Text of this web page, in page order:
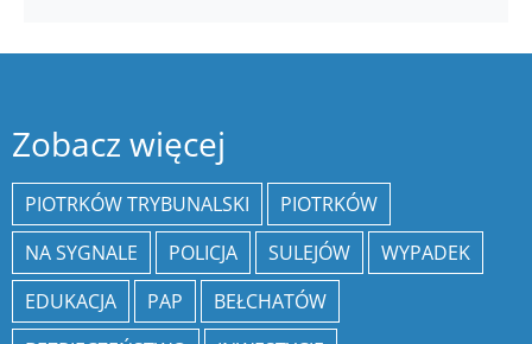
Zobacz więcej
PIOTRKÓW TRYBUNALSKI
PIOTRKÓW
NA SYGNALE
POLICJA SULEJÓW
WYPADEK
EDUKACJA
PAP
BEŁCHATÓW